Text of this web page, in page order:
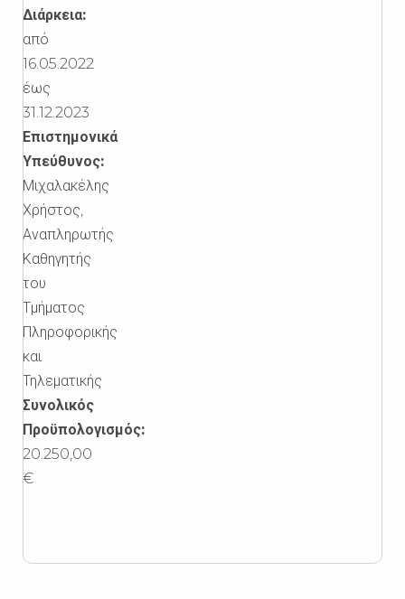
Διάρκεια:
από
16.05.2022
έως
31.12.2023
Επιστημονικά
Υπεύθυνος:
Μιχαλακέλης
Χρήστος,
Αναπληρωτής
Καθηγητής
του
Τμήματος
Πληροφορικής
και
Τηλεματικής
Συνολικός
Προϋπολογισμός:
20.250,00
€